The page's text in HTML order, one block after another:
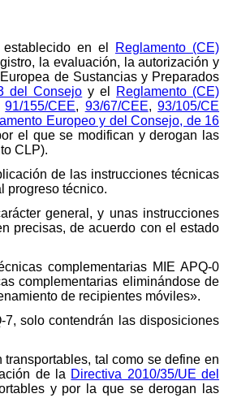
en el
Reglamento (CE)
la evaluación, la autorización y
de Sustancias y Preparados
del Consejo y el
Reglamento (CE)
91/155/CEE, 93/67/CEE,93/105/CE
Europeo y del Consejo, de 16
el que se modifican y derogan las
CLP).
de las instrucciones técnicas
progreso técnico.
general, y unas instrucciones
precisas, de acuerdo con el estado
complementarias MIE APQ-0
complementarias eliminándose de
de recipientes móviles».
7, solo contendrán las disposiciones
tal como se define en
de la Directiva 2010/35/UE del
y por la que se derogan las